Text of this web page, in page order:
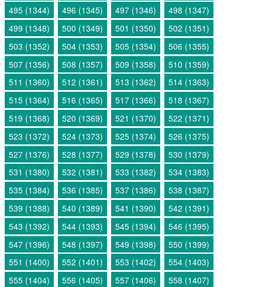
495 (1344)
496 (1345) 497 (1346)
498 (1347)
499 (1348)
500 (1349) 501 (1350)
502 (1351)
503 (1352)
504 (1353) 505 (1354)
506 (1355)
507 (1356)
508 (1357) 509 (1358)
510 (1359)
511 (1360)
512 (1361) 513 (1362)
514 (1363)
515 (1364)
516 (1365) 517 (1366)
518 (1367)
519 (1368)
520 (1369) 521 (1370)
522 (1371)
523 (1372)
524 (1373) 525 (1374)
526 (1375)
527 (1376)
528 (1377) 529 (1378)
530 (1379)
531 (1380)
532 (1381) 533 (1382)
534 (1383)
535 (1384)
536 (1385) 537 (1386)
538 (1387)
539 (1388)
540 (1389) 541 (1390)
542 (1391)
543 (1392)
544 (1393) 545 (1394)
546 (1395)
547 (1396)
548 (1397) 549 (1398)
550 (1399)
551 (1400)
552 (1401) 553 (1402)
554 (1403)
555 (1404)
556 (1405) 557 (1406)
558 (1407)